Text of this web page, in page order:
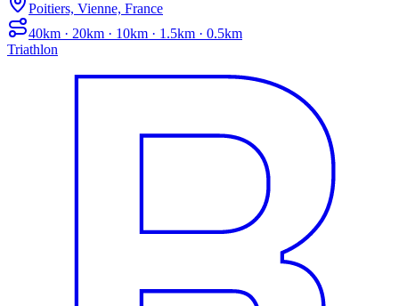
Poitiers, Vienne, France
40km · 20km · 10km · 1.5km · 0.5km
Triathlon